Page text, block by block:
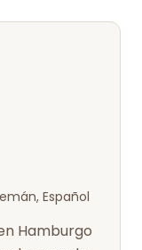
gracias a los
Español
Hamburgo